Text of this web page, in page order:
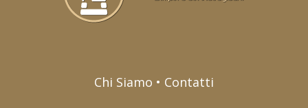
Chi Siamo • Contatti